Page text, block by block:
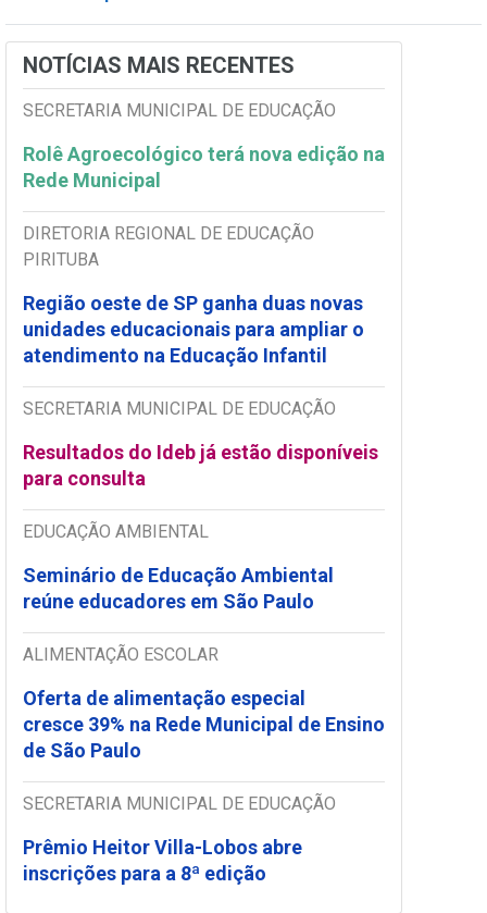
NOTÍCIAS MAIS RECENTES
SECRETARIA MUNICIPAL DE EDUCAÇÃO
Rolê Agroecológico terá nova edição na
Rede Municipal
DIRETORIA REGIONAL DE EDUCAÇÃO
PIRITUBA
Região oeste de SP ganha duas novas
unidades educacionais para ampliar o
atendimento na Educação Infantil
SECRETARIA MUNICIPAL DE EDUCAÇÃO
Resultados do Ideb já estão disponíveis
para consulta
EDUCAÇÃO AMBIENTAL
Seminário de Educação Ambiental
reúne educadores em São Paulo
ALIMENTAÇÃO ESCOLAR
Oferta de alimentação especial
cresce 39% na Rede Municipal de Ensino
de São Paulo
SECRETARIA MUNICIPAL DE EDUCAÇÃO
Prêmio Heitor Villa-Lobos abre
inscrições para a 8ª edição